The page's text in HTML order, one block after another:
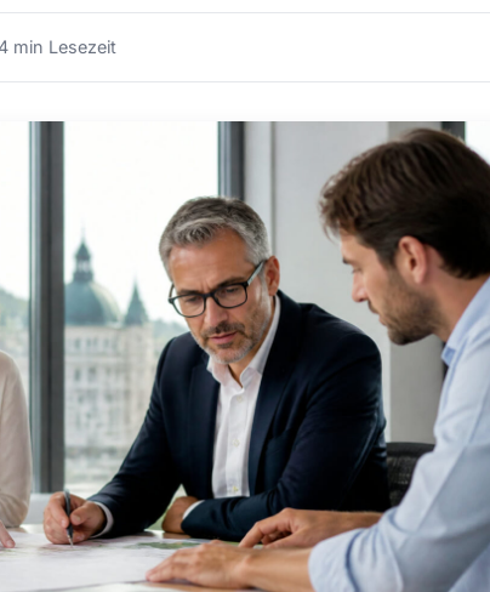
4 min Lesezeit